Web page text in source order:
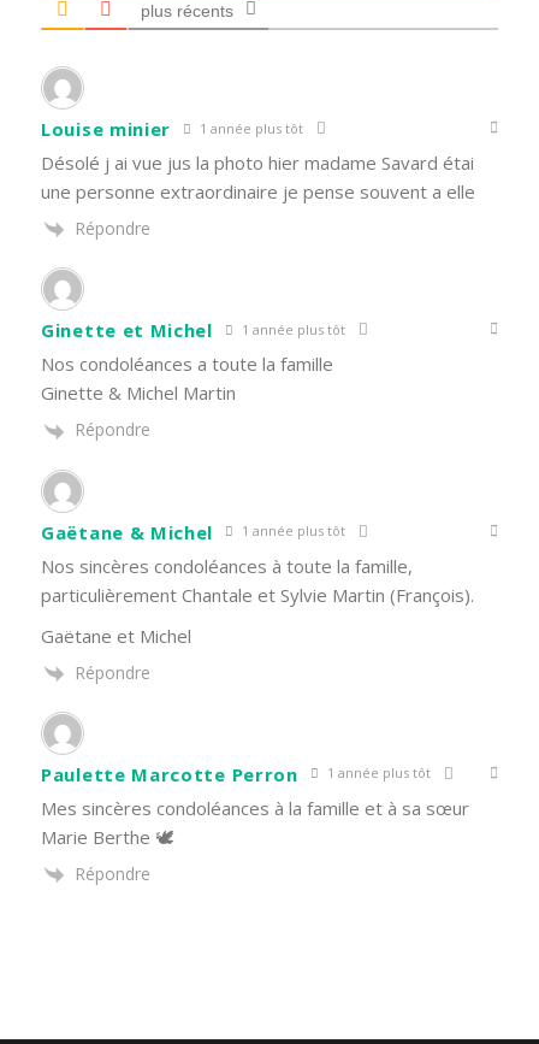
plus récents
Louise minier 1 année plus tôt
Désolé j ai vue jus la photo hier madame Savard étai
une personne extraordinaire je pense souvent a elle
Répondre
Ginette et Michel 1 année plus tôt
Nos condoléances a toute la famille
Ginette & Michel Martin
Répondre
Gaëtane & Michel 1 année plus tôt
Nos sincères condoléances à toute la famille,
particulièrement Chantale et Sylvie Martin (François).
Gaëtane et Michel
Répondre
Paulette Marcotte Perron 1 année plus tôt
Mes sincères condoléances à la famille et à sa sœur
Marie Berthe 🕊️
Répondre